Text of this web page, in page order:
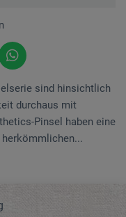
sind hinsichtlich
durchaus mit
Pinsel haben eine